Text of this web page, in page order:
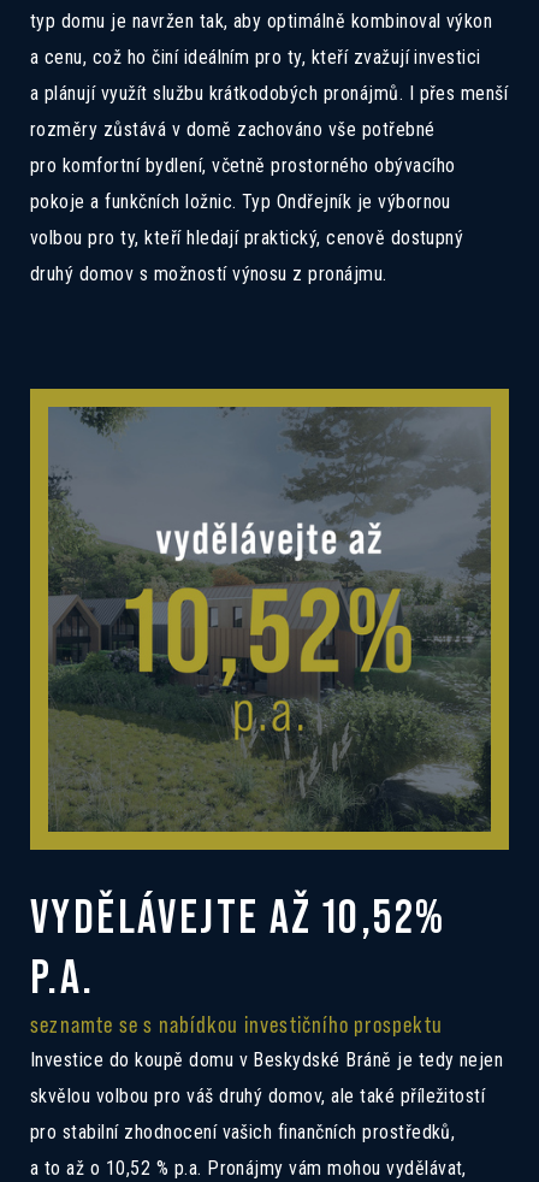
typ domu je navržen tak, aby optimálně kombinoval výkon
a cenu, což ho činí ideálním pro ty, kteří zvažují investici
a plánují využít službu krátkodobých pronájmů. I přes menší
rozměry zůstává v domě zachováno vše potřebné
pro komfortní bydlení, včetně prostorného obývacího
pokoje a funkčních ložnic. Typ Ondřejník je výbornou
volbou pro ty, kteří hledají praktický, cenově dostupný
druhý domov s možností výnosu z pronájmu.
VYDĚLÁVEJTE AŽ 10,52%
P.A.
seznamte se s nabídkou investičního prospektu
Investice do koupě domu v Beskydské Bráně je tedy nejen
skvělou volbou pro váš druhý domov, ale také příležitostí
pro stabilní zhodnocení vašich finančních prostředků,
a to až o 10,52 % p.a. Pronájmy vám mohou vydělávat,